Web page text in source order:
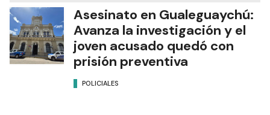
Asesinato en Gualeguaychú:
Avanza la investigación y el
joven acusado quedó con
prisión preventiva
POLICIALES